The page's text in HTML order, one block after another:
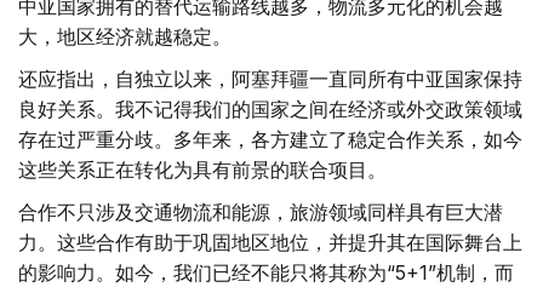
中亚国家拥有的替代运输路线越多，物流多元化的机会越
大，地区经济就越稳定。
还应指出，自独立以来，阿塞拜疆一直同所有中亚国家保持
良好关系。我不记得我们的国家之间在经济或外交政策领域
存在过严重分歧。多年来，各方建立了稳定合作关系，如今
这些关系正在转化为具有前景的联合项目。
合作不只涉及交通物流和能源，旅游领域同样具有巨大潜
力。这些合作有助于巩固地区地位，并提升其在国际舞台上
的影响力。如今，我们已经不能只将其称为“5+1”机制，而